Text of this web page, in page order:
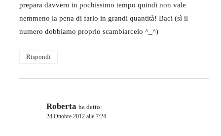
prepara davvero in pochissimo tempo quindi non vale
nemmeno la pena di farlo in grandi quantità! Baci (sì il
numero dobbiamo proprio scambiarcelo ^_^)
Rispondi
Roberta ha detto:
24 Ottobre 2012 alle 7:24